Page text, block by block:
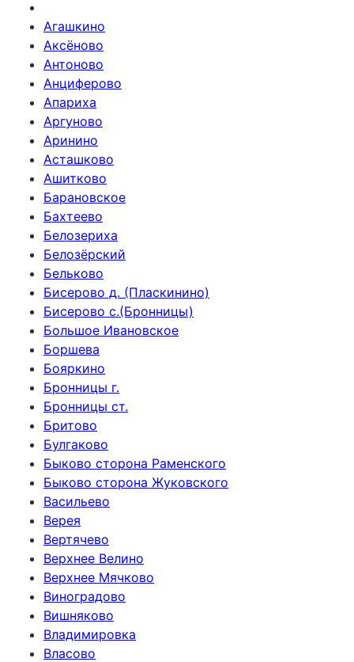
Агашкино
Аксёново
Антоново
Анциферово
Апариха
Аргуново
Аринино
Асташково
Ашитково
Барановское
Бахтеево
Белозериха
Белозёрский
Бельково
Бисерово д. (Пласкинино)
Бисерово с.(Бронницы)
Большое Ивановское
Боршева
Бояркино
Бронницы г.
Бронницы ст.
Бритово
Булгаково
Быково сторона Раменского
Быково сторона Жуковского
Васильево
Верея
Вертячево
Верхнее Велино
Верхнее Мячково
Виноградово
Вишняково
Владимировка
Власово